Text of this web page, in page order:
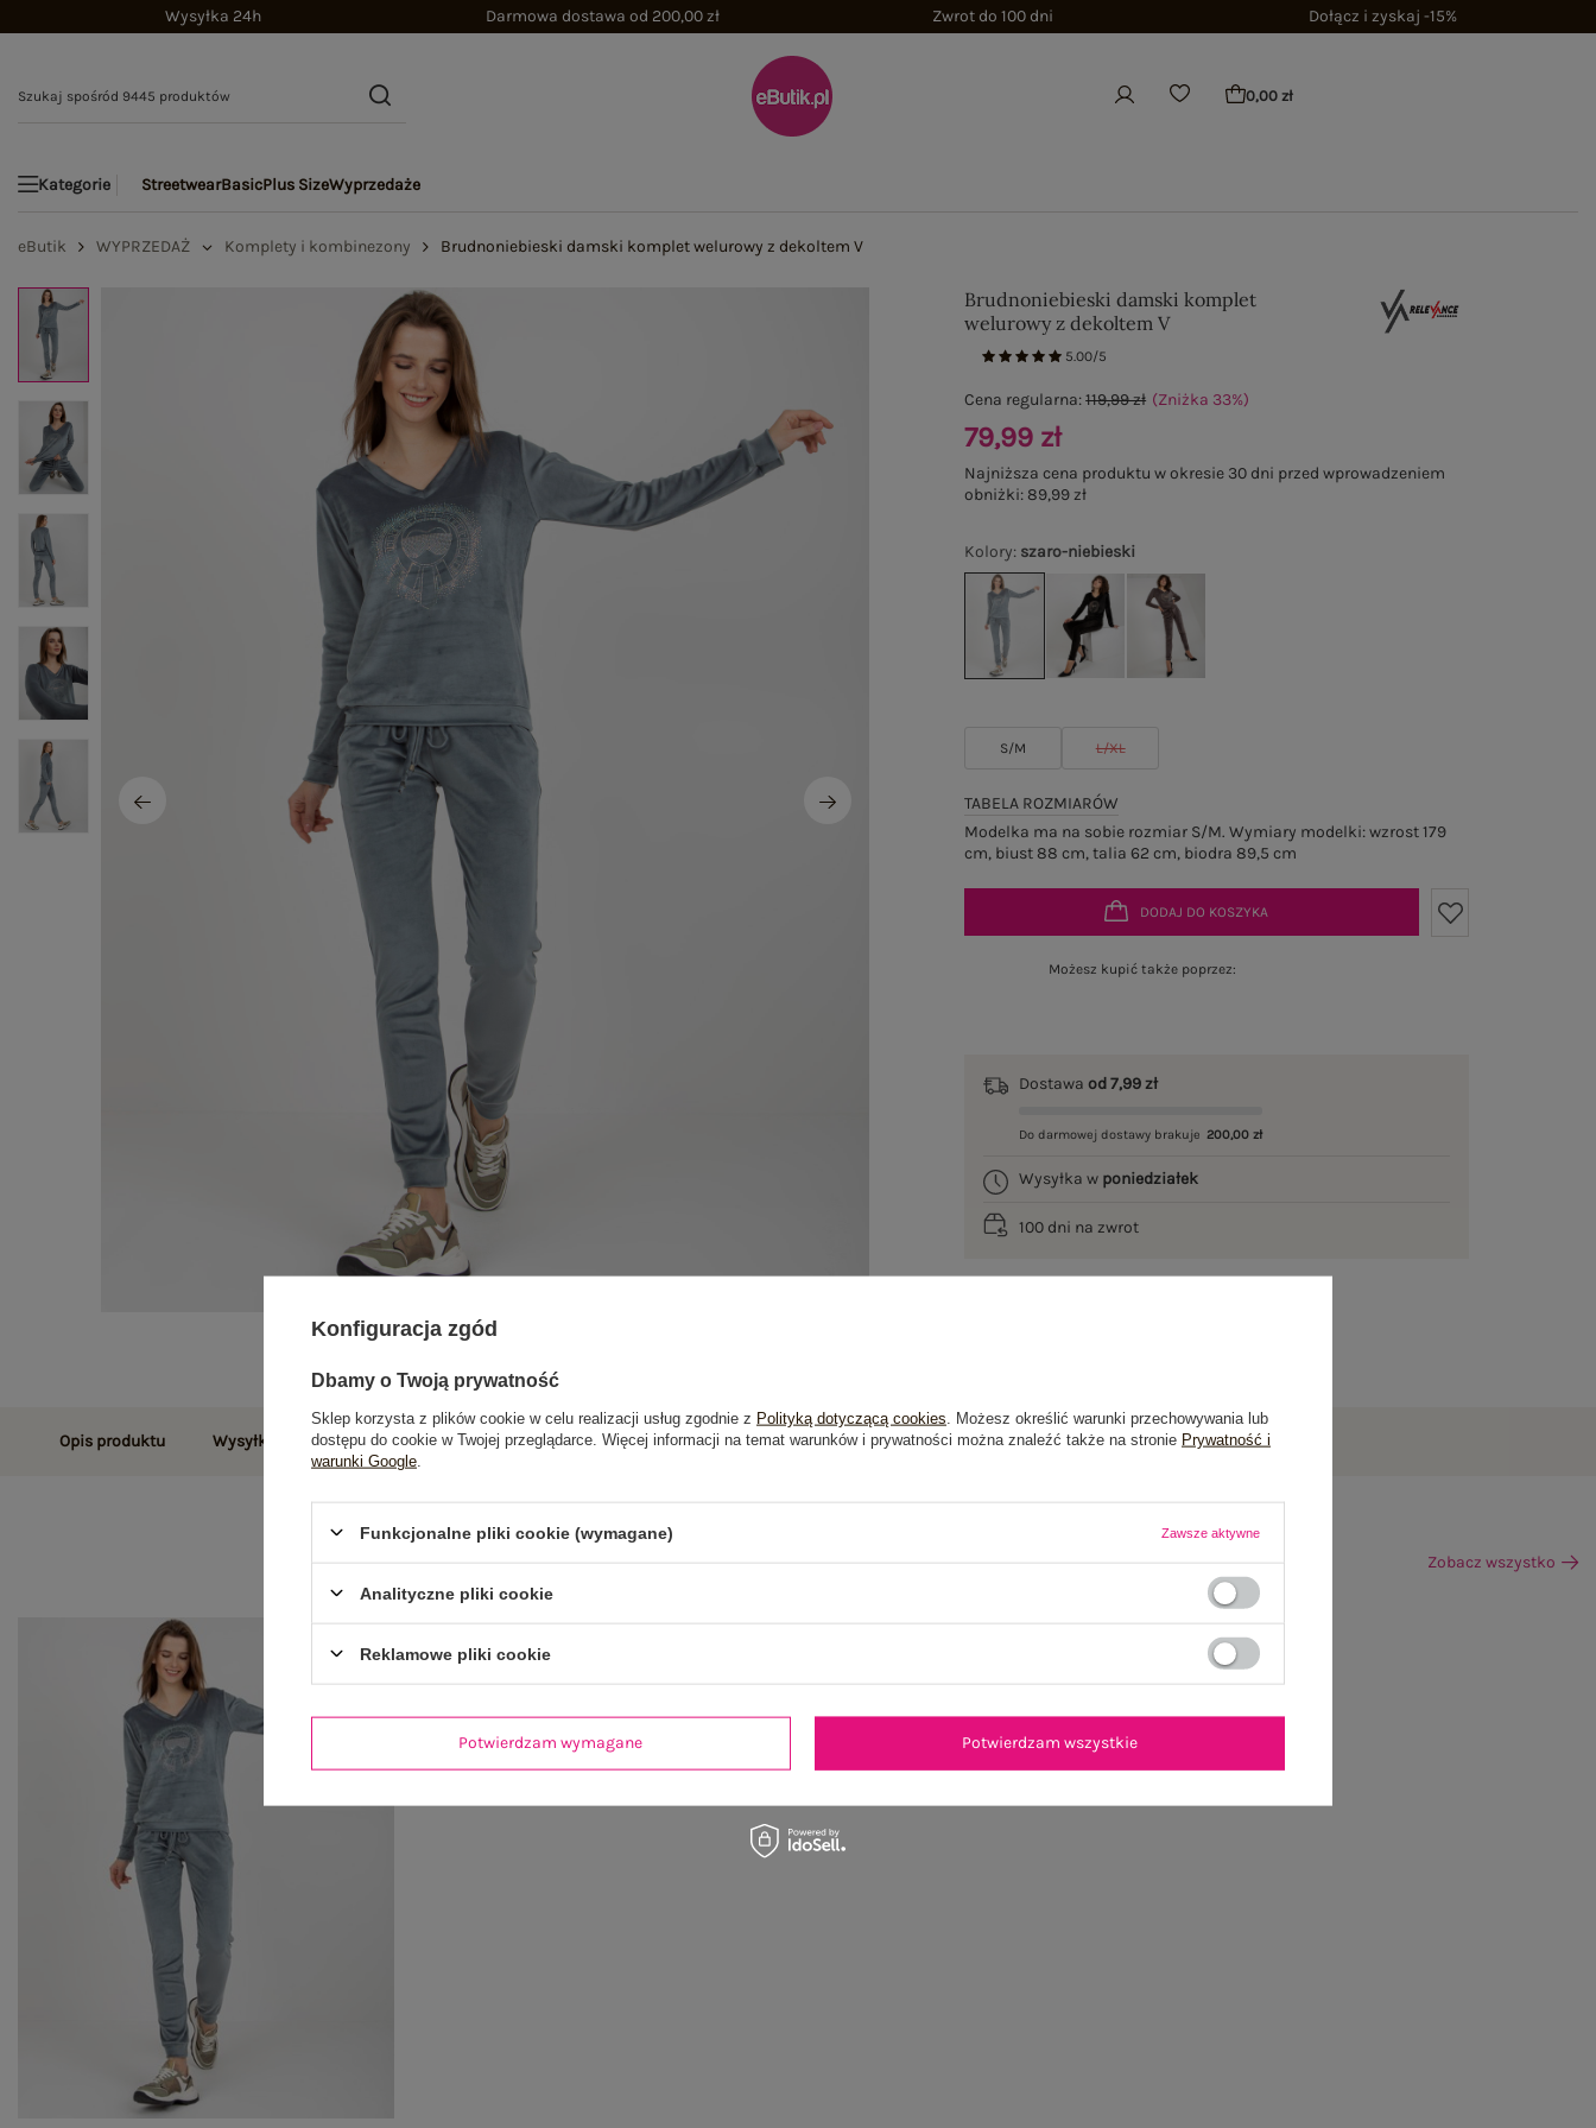
Wysyłka 24h Darmowa dostawa od 200,00 zł Zwrot do 100 dni Dołącz i zyskaj -15%
0,00 zł
Kategorie StreetwearBasicPlus SizeWyprzedaże
eButik WYPRZEDAŻ Komplety i kombinezony Brudnoniebieski damski komplet welurowy z dekoltem V
Brudnoniebieski damski komplet
welurowy z dekoltem V
5.00/5
Kolory: szaro-niebieski
S/M L/XL
TABELA ROZMIARÓW
Modelka ma na sobie rozmiar S/M. Wymiary modelki: wzrost 179
cm, biust 88 cm, talia 62 cm, biodra 89,5 cm
Cena regularna:119,99 zł (Zniżka 33%)
79,99 zł
Najniższa cena produktu w okresie 30 dni przed wprowadzeniem
obniżki: 89,99 zł
DODAJ DO KOSZYKA
Możesz kupić także poprzez:
Dostawaod 7,99 zł
Do darmowej dostawy brakuje 200,00 zł
Wysyłka w poniedziałek
100 dni na zwrot
Opis produktu Wysyłka i dostawa Zwroty i reklamacje Opinie o produkcie(2)
Zobacz wszystko
Konfiguracja zgód
Dbamy o Twoją prywatność
Sklep korzysta z plików cookie w celu realizacji usług zgodnie z Polityką dotyczącą cookies . Możesz określić warunki przechowywania lub
dostępu do cookie w Twojej przeglądarce. Więcej informacji na temat warunków i prywatności można znaleźć także na stronie Prywatność i
warunki Google
Funkcjonalne pliki cookie (wymagane) Zawsze aktywne
Analityczne pliki cookie
Reklamowe pliki cookie
Potwierdzam wymagane Potwierdzam wszystkie